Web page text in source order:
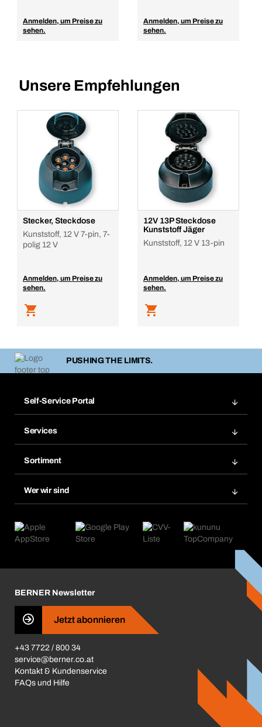
Anmelden, um Preise zu
sehen.
Anmelden, um Preise zu
sehen.
Unsere Empfehlungen
Stecker, Steckdose
Kunststoff, 12 V 7-pin, 7-
polig 12 V
Anmelden, um Preise zu
sehen.
12V 13P Steckdose
Kunststoff Jäger
Kunststoff, 12 V 13-pin
Anmelden, um Preise zu
sehen.
PUSHING THE LIMITS.
Self-Service Portal
Merklisten
Nachbestellungen
Abo-Funktion
Services
Chemical Safety Management
eProcurement
Produktfinder
Sortiment
Kataloge & Broschüren
Wer wir sind
Was uns antreibt
Presse
Business Conduct
BERNER Newsletter
Jetzt abonnieren
+43 7722 / 800 34
service@berner.co.at
Kontakt & Kundenservice
FAQs und Hilfe